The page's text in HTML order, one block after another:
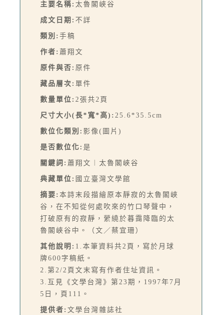
主要名稱: 太魯閣峽谷
成文日期: 不詳
類別: 手稿
作者: 蕭翔文
原件與否: 原件
藏品層次: 單件
數量單位: 2張共2頁
尺寸大小(長*寬*高): 25.6*35.5cm
數位化類別: 影像(圖片)
是否數位化: 是
關鍵詞: 蕭翔文︱太魯閣峽谷
典藏單位: 國立臺灣文學館
摘要: 本詩末段描繪原本靜寂的太魯閣峽
谷，在不知從何處吹來的竹口琴聲中，
打破原有的寂靜，縈繞於暮靄降臨的太
魯閣峽谷中。（文／蔡宜珊）
其他說明: 1.本筆資料共2頁，寫於月球
牌600字稿紙。
2.第2/2頁文末寫有作者住址資訊。
3.互見《文學台灣》第23期，1997年7月
5日，頁111。
提供者: 文學台灣雜誌社